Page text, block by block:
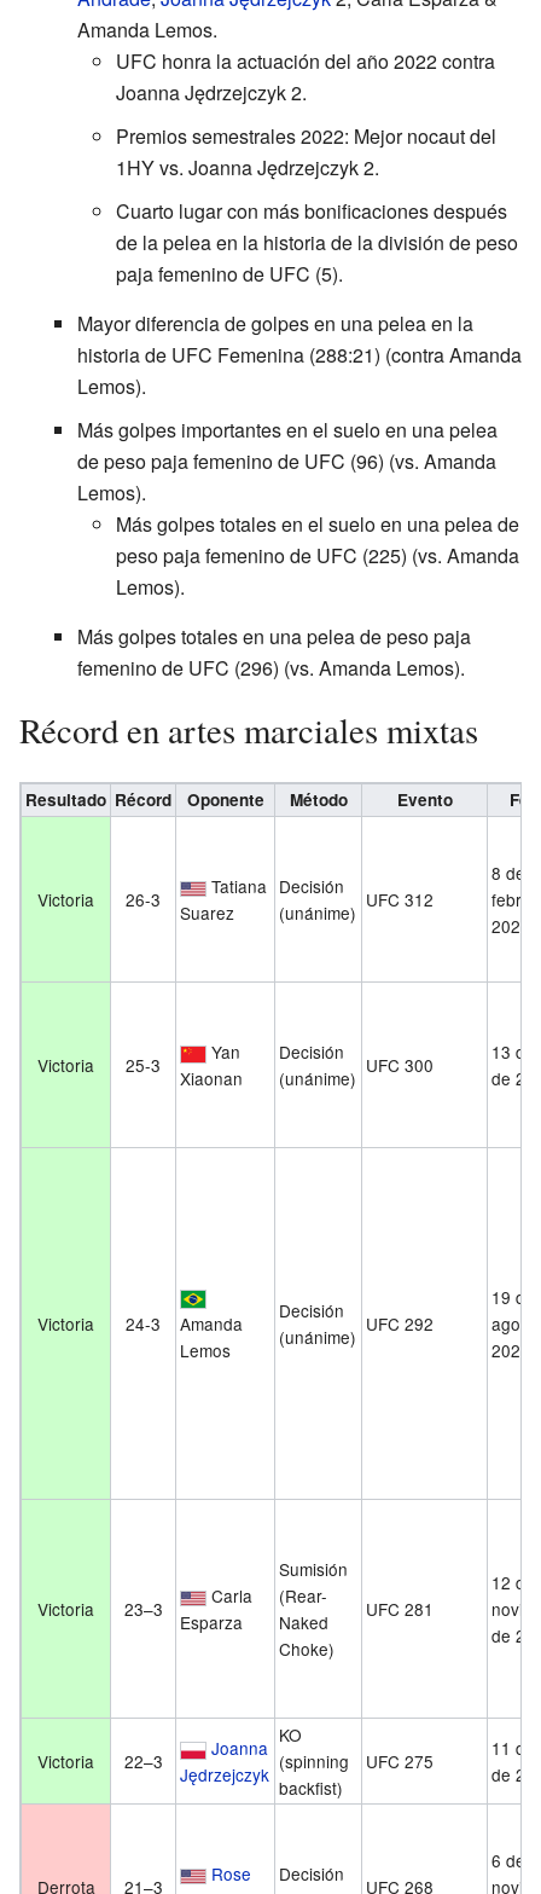
Amanda Lemos.
UFC honra la actuación del año 2022 contra
Joanna Jędrzejczyk 2.
Premios semestrales 2022: Mejor nocaut del
1HY vs. Joanna Jędrzejczyk 2.
Cuarto lugar con más bonificaciones después
de la pelea en la historia de la división de peso
paja femenino de UFC (5).
Mayor diferencia de golpes en una pelea en la
historia de UFC Femenina (288:21) (contra Amanda
Lemos).
Más golpes importantes en el suelo en una pelea
de peso paja femenino de UFC (96) (vs. Amanda
Lemos).
Más golpes totales en el suelo en una pelea de
peso paja femenino de UFC (225) (vs. Amanda
Lemos).
Más golpes totales en una pelea de peso paja
femenino de UFC (296) (vs. Amanda Lemos).
Récord en artes marciales mixtas
Resultado Récord Oponente Método Evento
Victoria 26-3
Tatiana
Suarez
Decisión
(unánime)
UFC 312
8 de
2025
Victoria 25-3
Yan
Xiaonan
Decisión
(unánime)
UFC 300
13 de
de
Victoria 24-3
Amanda
Lemos
Decisión
(unánime)
UFC 292
19 de
2023
Victoria 23–3
Carla
Esparza
Sumisión
(Rear-
Naked
Choke)
UFC 281
12 de
de
Victoria 22–3
Joanna
Jędrzejczyk
KO
(spinning
backfist)
UFC 275
11 de
de
Derrota 21–3
Rose
Decisión
UFC 268
6 de